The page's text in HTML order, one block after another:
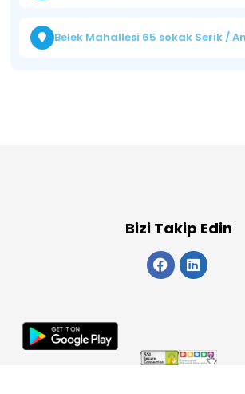
Belek Mahallesi 65 sokak Serik /
Bizi Takip Edin